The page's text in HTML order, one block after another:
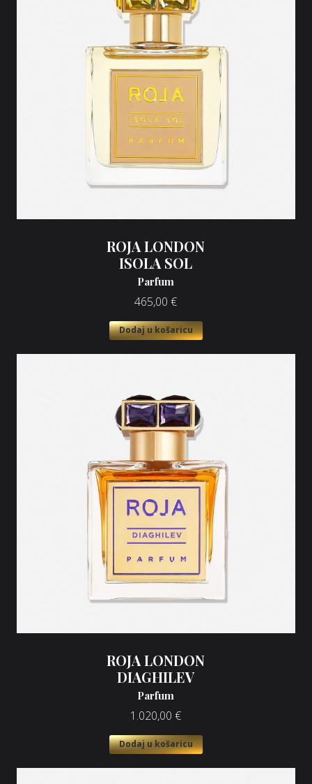
ROJA LONDON
ISOLA SOL
Parfum
465,00 €
Dodaj u košaricu
ROJA LONDON
DIAGHILEV
Parfum
1.020,00 €
Dodaj u košaricu